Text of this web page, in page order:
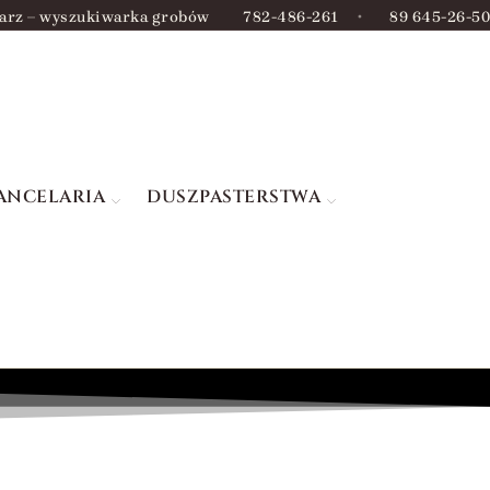
– wyszukiwarka grobów 782-486-261 • 89 645-26-50
DUSZPASTERSTWA